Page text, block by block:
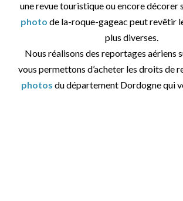
une revue touristique ou encore décorer
photo de la-roque-gageac peut revêtir
plus diverses.
Nous réalisons des reportages aériens
vous permettons d’acheter les droits de
photos du département Dordogne qui